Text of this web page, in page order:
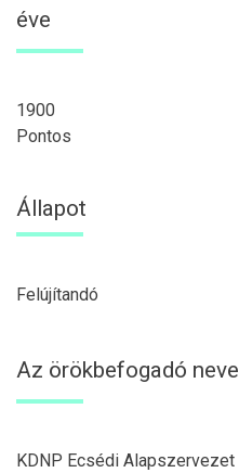
éve
1900
Pontos
Állapot
Felújítandó
Az örökbefogadó neve
KDNP Ecsédi Alapszervezet